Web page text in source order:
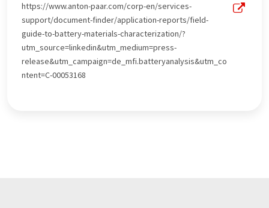
https://www.anton-paar.com/corp-en/services-
support/document-finder/application-reports/field-
guide-to-battery-materials-characterization/?
utm_source=linkedin&utm_medium=press-
release&utm_campaign=de_mfi.batteryanalysis&utm_co
ntent=C-00053168